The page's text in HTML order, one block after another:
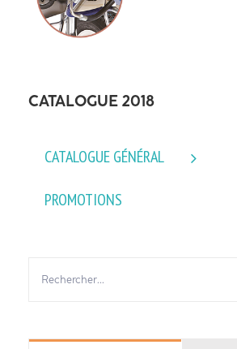
CATALOGUE 2018
CATALOGUE GÉNÉRAL
PROMOTIONS